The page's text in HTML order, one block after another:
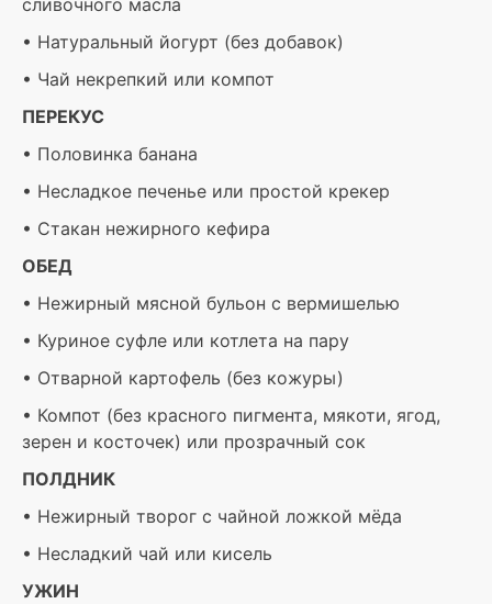
сливочного масла
• Натуральный йогурт (без добавок)
• Чай некрепкий или компот
ПЕРЕКУС
• Половинка банана
• Несладкое печенье или простой крекер
• Стакан нежирного кефира
ОБЕД
• Нежирный мясной бульон с вермишелью
• Куриное суфле или котлета на пару
• Отварной картофель (без кожуры)
• Компот (без красного пигмента, мякоти, ягод,
зерен и косточек) или прозрачный сок
ПОЛДНИК
• Нежирный творог с чайной ложкой мёда
• Несладкий чай или кисель
УЖИН